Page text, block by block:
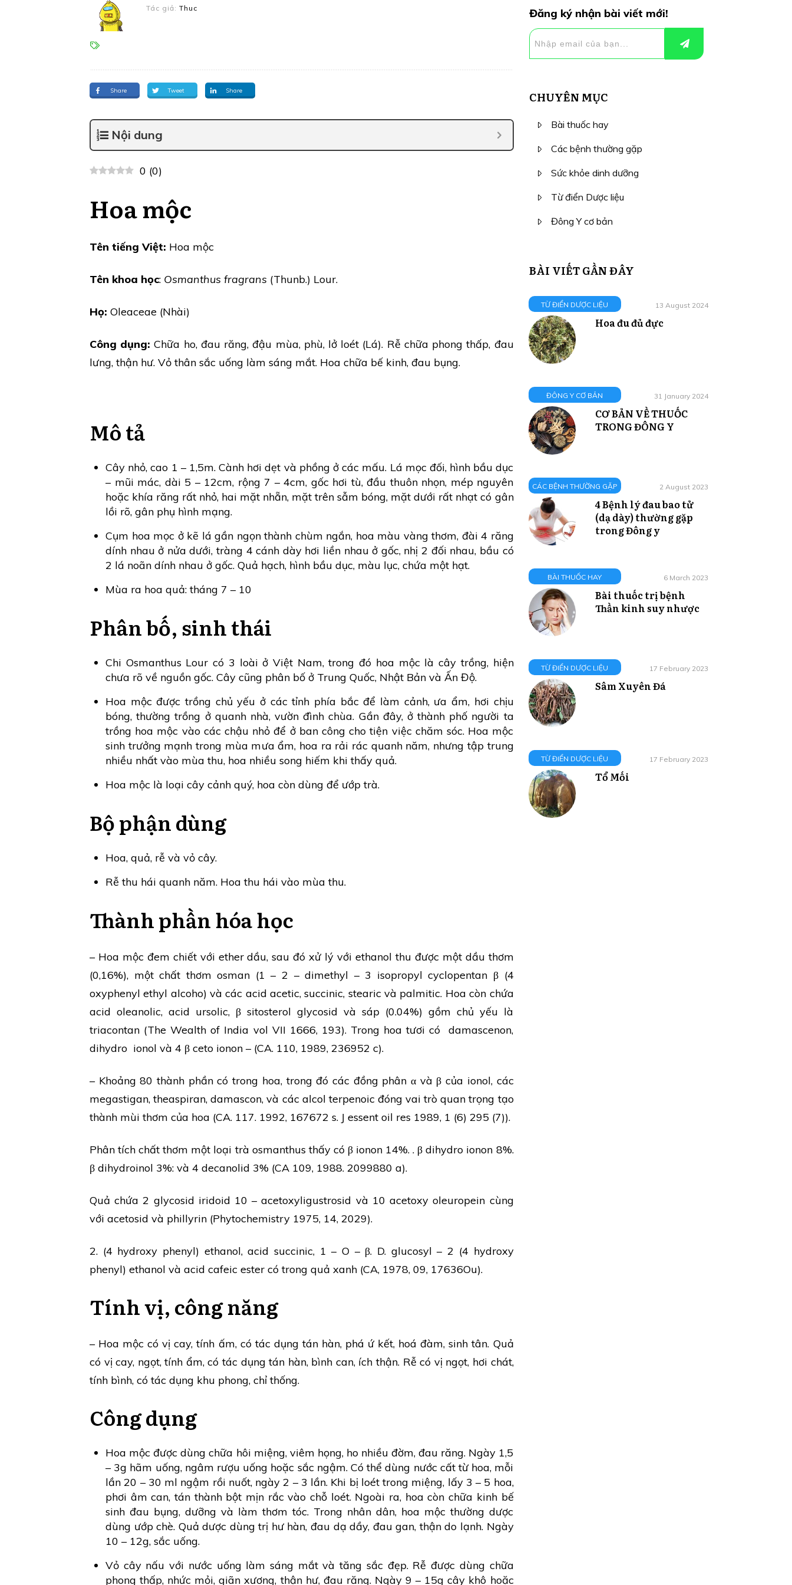
Tác giả: Thuc
Share Tweet Share
Nội dung
0 (0)
Hoa mộc
Tên tiếng Việt: Hoa mộc
Tên khoa học: Osmanthus fragrans (Thunb.) Lour.
Họ: Oleaceae (Nhài)
Công dụng: Chữa ho, đau răng, đậu mùa, phù, lở loét (Lá). Rễ chữa phong thấp, đau
lưng, thận hư. Vỏ thân sắc uống làm sáng mắt. Hoa chữa bế kinh, đau bụng.
Mô tả
Cây nhỏ, cao 1 – 1,5m. Cành hơi dẹt và phồng ở các mấu. Lá mọc đối, hình bầu dục
– mũi mác, dài 5 – 12cm, rộng 7 – 4cm, gốc hơi tù, đầu thuôn nhọn, mép nguyên
hoặc khía răng rất nhỏ, hai mặt nhẵn, mặt trên sẫm bóng, mặt dưới rất nhạt có gân
lồi rõ, gân phụ hình mạng.
Cụm hoa mọc ở kẽ lá gần ngọn thành chùm ngắn, hoa màu vàng thơm, đài 4 răng
dính nhau ở nửa dưới, tràng 4 cánh dày hơi liền nhau ở gốc, nhị 2 đối nhau, bầu có
2 lá noãn dính nhau ở gốc. Quả hạch, hình bầu dục, màu lục, chứa một hạt.
Mùa ra hoa quả: tháng 7 – 10
Phân bố, sinh thái
Chi Osmanthus Lour có 3 loài ở Việt Nam, trong đó hoa mộc là cây trồng, hiện
chưa rõ về nguồn gốc. Cây cũng phân bố ở Trung Quốc, Nhật Bản và Ấn Độ.
Hoa mộc được trồng chủ yếu ở các tỉnh phía bắc để làm cảnh, ưa ẩm, hơi chịu
bóng, thường trồng ở quanh nhà, vườn đình chùa. Gần đây, ở thành phố người ta
trồng hoa mộc vào các chậu nhỏ để ở ban công cho tiện việc chăm sóc. Hoa mộc
sinh trưởng mạnh trong mùa mưa ẩm, hoa ra rải rác quanh năm, nhưng tập trung
nhiều nhất vào mùa thu, hoa nhiều song hiếm khi thấy quả.
Hoa mộc là loại cây cảnh quý, hoa còn dùng để ướp trà.
Bộ phận dùng
Hoa, quả, rễ và vỏ cây.
Rễ thu hái quanh năm. Hoa thu hái vào mùa thu.
Thành phần hóa học
– Hoa mộc đem chiết với ether dầu, sau đó xử lý với ethanol thu được một dầu thơm
(0,16%), một chất thơm osman (1 – 2 – dimethyl – 3 isopropyl cyclopentan β (4
oxyphenyl ethyl alcoho) và các acid acetic, succinic, stearic và palmitic. Hoa còn chứa
acid oleanolic, acid ursolic, β sitosterol glycosid và sáp (0.04%) gồm chủ yếu là
triacontan (The Wealth of India vol VII 1666, 193). Trong hoa tươi có damascenon,
dihydro ionol và 4 β ceto ionon – (CA. 110, 1989, 236952 c).
– Khoảng 80 thành phần có trong hoa, trong đó các đồng phân α và β của ionol, các
megastigan, theaspiran, damascon, và các alcol terpenoic đóng vai trò quan trọng tạo
thành mùi thơm của hoa (CA. 117. 1992, 167672 s. J essent oil res 1989, 1 (6) 295 (7)).
Phân tích chất thơm một loại trà osmanthus thấy có β ionon 14%. . β dihydro ionon 8%.
β dihydroinol 3%: và 4 decanolid 3% (CA 109, 1988. 2099880 a).
Quả chứa 2 glycosid iridoid 10 – acetoxyligustrosid và 10 acetoxy oleuropein cùng
với acetosid và phillyrin (Phytochemistry 1975, 14, 2029).
2. (4 hydroxy phenyl) ethanol, acid succinic, 1 – O – β. D. glucosyl – 2 (4 hydroxy
phenyl) ethanol và acid cafeic ester có trong quả xanh (CA, 1978, 09, 17636Ou).
Tính vị, công năng
– Hoa mộc có vị cay, tính ấm, có tác dụng tán hàn, phá ứ kết, hoá đàm, sinh tân. Quả
có vị cay, ngọt, tính ẩm, có tác dụng tán hàn, bình can, ích thận. Rễ có vị ngọt, hơi chát,
tính bình, có tác dụng khu phong, chỉ thống.
Công dụng
Hoa mộc được dùng chữa hôi miệng, viêm họng, ho nhiều đờm, đau răng. Ngày 1,5
– 3g hãm uống, ngâm rượu uống hoặc sắc ngậm. Có thể dùng nước cất từ hoa, mỗi
lần 20 – 30 ml ngậm rồi nuốt, ngày 2 – 3 lần. Khi bị loét trong miệng, lấy 3 – 5 hoa,
phơi âm can, tán thành bột mịn rắc vào chỗ loét. Ngoài ra, hoa còn chữa kinh bế
sinh đau bụng, dưỡng và làm thơm tóc. Trong nhân dân, hoa mộc thường dược
dùng ướp chè. Quả dược dùng trị hư hàn, đau dạ dầy, đau gan, thận do lạnh. Ngày
10 – 12g, sắc uống.
Vỏ cây nấu với nước uống làm sáng mắt và tăng sắc đẹp. Rễ được dùng chữa
phong thấp, nhức mỏi, giãn xương, thận hư, đau răng. Ngày 9 – 15g cây khô hoặc
Đăng ký nhận bài viết mới!
CHUYÊN MỤC
Bài thuốc hay
Các bệnh thường gặp
Sức khỏe dinh dưỡng
Từ điển Dược liệu
Đông Y cơ bản
BÀI VIẾT GẦN ĐÂY
TỪ ĐIỂN DƯỢC LIỆU 13 August 2024
Hoa đu đủ đực
ĐÔNG Y CƠ BẢN 31 January 2024
CƠ BẢN VỀ THUỐC
TRONG ĐÔNG Y
CÁC BỆNH THƯỜNG GẶP 2 August 2023
4 Bệnh lý đau bao tử
(dạ dày) thường gặp
trong Đông y
BÀI THUỐC HAY 6 March 2023
Bài thuốc trị bệnh
Thần kinh suy nhược
TỪ ĐIỂN DƯỢC LIỆU 17 February 2023
Sâm Xuyên Đá
TỪ ĐIỂN DƯỢC LIỆU 17 February 2023
Tổ Mối